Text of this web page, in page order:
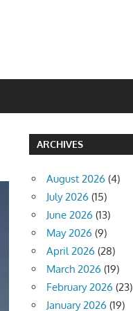
ARCHIVES
August 2026 (4)
July 2026 (15)
June 2026 (13)
May 2026 (9)
April 2026 (28)
March 2026 (19)
February 2026 (23)
January 2026 (19)